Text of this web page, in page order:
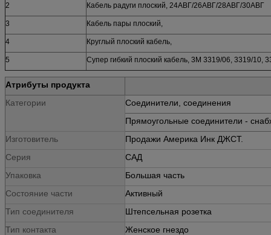
2 Кабель радуги плоский, 24АВГ/26АВГ/28АВГ/30АВГ
3 Кабель пары плоский,
4 Круглый плоский кабель,
5 Супер гибкий плоский кабель, 3М 3319/06, 3319/10,
Атрибуты продукта
Категории
Соединители, соединения
Прямоугольные соединители -
Изготовитель
Продажи Америка Инк ДЖСТ.
Серия
САД
Упаковка
Большая часть
Состояние части
Активный
Тип соединителя
Штепсельная розетка
Тип контакта
Женское гнездо